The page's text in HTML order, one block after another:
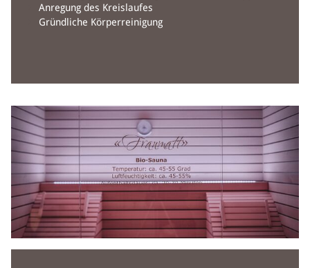
Anregung des Kreislaufes
Gründliche Körperreinigung